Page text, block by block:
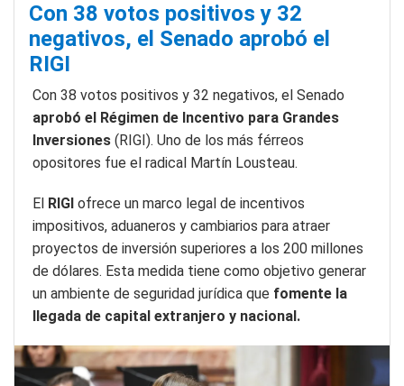
Con 38 votos positivos y 32
negativos, el Senado aprobó el
RIGI
Con 38 votos positivos y 32 negativos, el Senado
aprobó el Régimen de Incentivo para Grandes
Inversiones (RIGI). Uno de los más férreos
opositores fue el radical Martín Lousteau.
El RIGI ofrece un marco legal de incentivos
impositivos, aduaneros y cambiarios para atraer
proyectos de inversión superiores a los 200 millones
de dólares. Esta medida tiene como objetivo generar
un ambiente de seguridad jurídica que fomente la
llegada de capital extranjero y nacional.